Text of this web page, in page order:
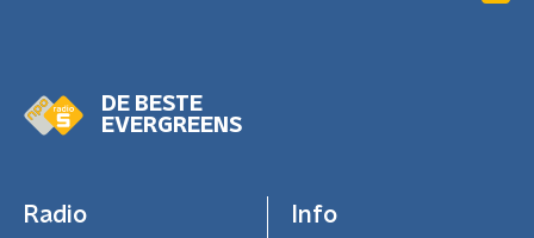
DE BESTE
EVERGREENS
Radio Info